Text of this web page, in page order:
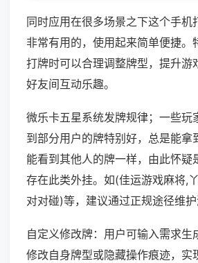
同时应用在很多场景之下这个手机
非常有用的，使用起来简单便捷。
打牌时可以合理调整牌型，提升游
好友间互动乐趣。
微乐卡五星系统发牌规律；一些玩
到部分用户的牌特别好，总是能拿
能看到其他人的牌一样，由此怀疑
存在此类外挂。如(佳运游戏麻将,
对对碰)等，建议通过正规途径维护
自定义修改牌：用户可输入需求生
修改自身牌型或隐藏操作痕迹，实